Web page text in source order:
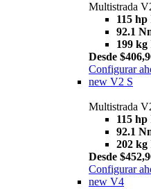
Multistrada
115 hp
92.1
199 kg
Desde
Configurar
new V2 S
Multistrada
115 hp
92.1
202 kg
Desde
Configurar
new V4